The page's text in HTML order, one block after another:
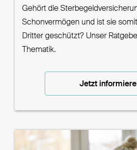
Gehört die
Schonvermögen und ist sie
Dritter geschützt? Unser
Thematik.
Jetzt